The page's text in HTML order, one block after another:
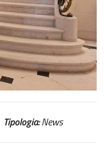
Tipologia:News